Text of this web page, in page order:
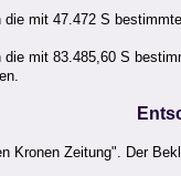
mit 47.472 S
mit 83.485,60 S
Kronen Zeitung". Der